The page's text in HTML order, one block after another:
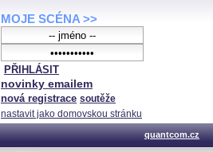
MOJE SCÉNA >>
PŘIHLÁSIT
novinky emailem
nová registrace soutěže
nastavit jako domovskou stránku
quantcom.cz